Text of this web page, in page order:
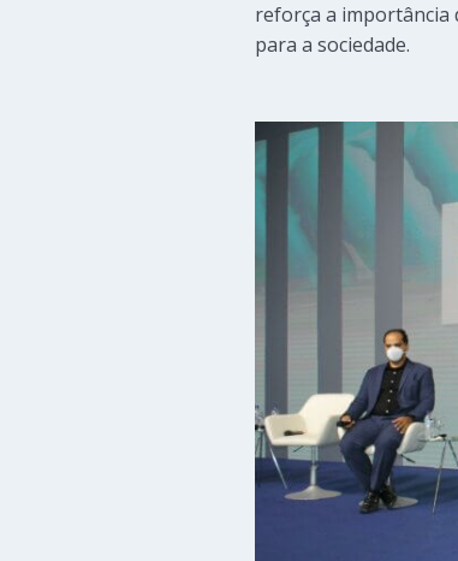
reforça a importância
para a sociedade.